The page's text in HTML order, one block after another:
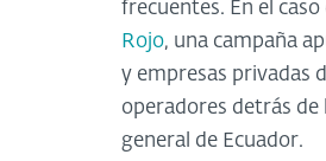
frecuentes. En el
Rojo, una campaña
y empresas privadas
operadores detrás
general de Ecuador.